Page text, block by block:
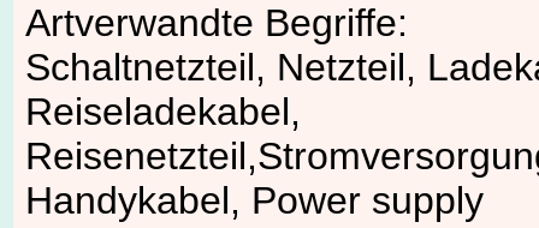
Artverwandte Begriffe:
Schaltnetzteil, Netzteil,
Reiseladekabel,
Handykabel, Power supply